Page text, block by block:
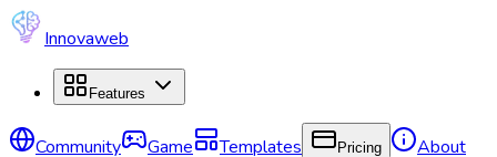
Innovaweb
Features
Community Game Templates Pricing About